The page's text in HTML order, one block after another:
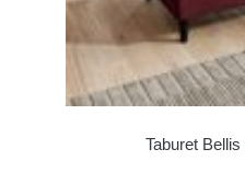
Taburet